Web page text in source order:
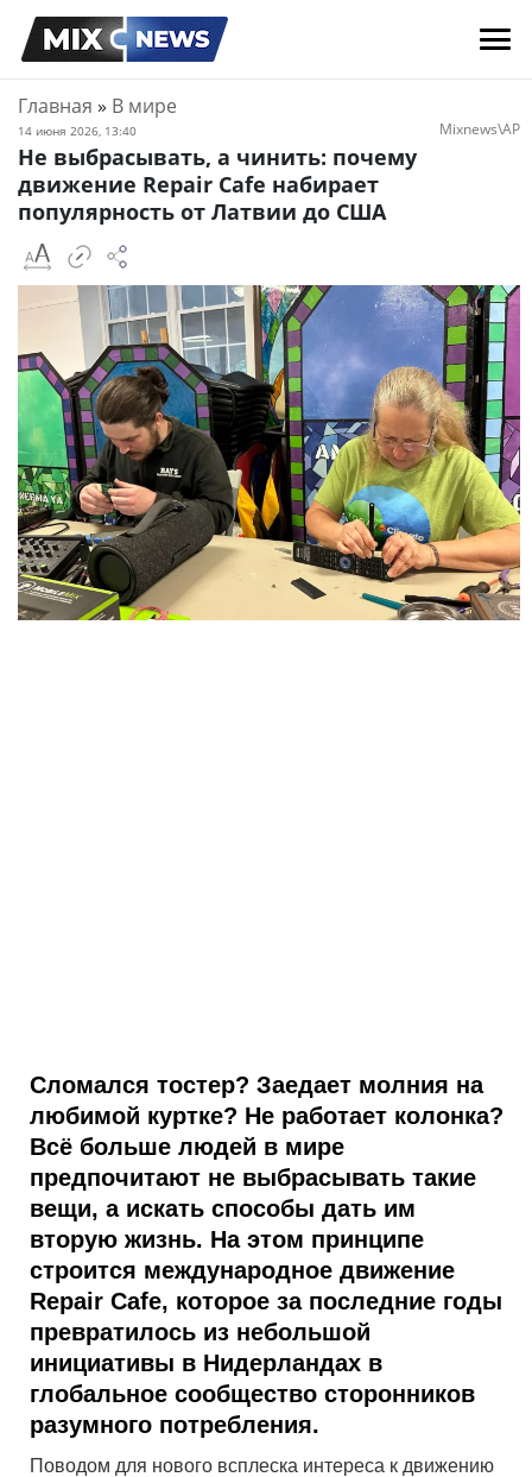
Главная » В мире
14 июня 2026, 13:40 Mixnews\AP
Не выбрасывать, а чинить: почему
движение Repair Cafe набирает
популярность от Латвии до США
Сломался тостер? Заедает молния на
любимой куртке? Не работает колонка?
Всё больше людей в мире
предпочитают не выбрасывать такие
вещи, а искать способы дать им
вторую жизнь. На этом принципе
строится международное движение
Repair Cafe, которое за последние годы
превратилось из небольшой
инициативы в Нидерландах в
глобальное сообщество сторонников
разумного потребления.
Поводом для нового всплеска интереса к движению